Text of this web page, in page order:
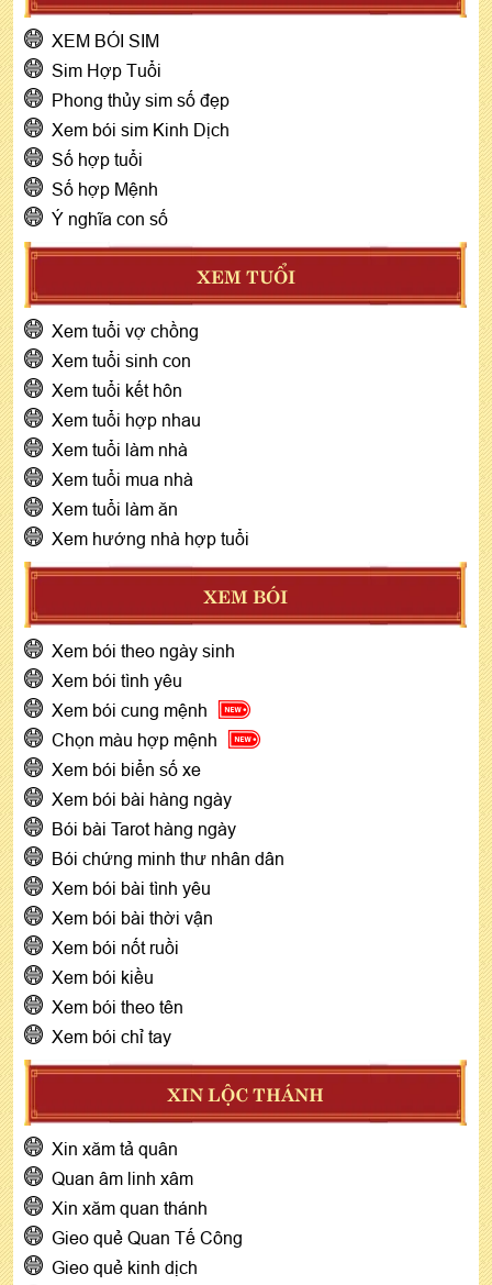
XEM BÓI SIM
Sim Hợp Tuổi
Phong thủy sim số đẹp
Xem bói sim Kinh Dịch
Số hợp tuổi
Số hợp Mệnh
Ý nghĩa con số
XEM TUỔI
Xem tuổi vợ chồng
Xem tuổi sinh con
Xem tuổi kết hôn
Xem tuổi hợp nhau
Xem tuổi làm nhà
Xem tuổi mua nhà
Xem tuổi làm ăn
Xem hướng nhà hợp tuổi
XEM BÓI
Xem bói theo ngày sinh
Xem bói tình yêu
Xem bói cung mệnh
Chọn màu hợp mệnh
Xem bói biển số xe
Xem bói bài hàng ngày
Bói bài Tarot hàng ngày
Bói chứng minh thư nhân dân
Xem bói bài tình yêu
Xem bói bài thời vận
Xem bói nốt ruồi
Xem bói kiều
Xem bói theo tên
Xem bói chỉ tay
XIN LỘC THÁNH
Xin xăm tả quân
Quan âm linh xâm
Xin xăm quan thánh
Gieo quẻ Quan Tế Công
Gieo quẻ kinh dịch